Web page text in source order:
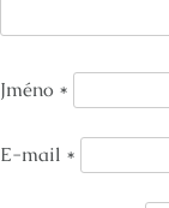
Jméno *
E-mail *